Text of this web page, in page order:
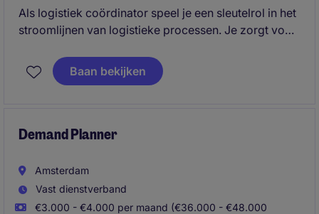
Als logistiek coördinator speel je een sleutelrol in het
stroomlijnen van logistieke processen. Je zorgt voor
een soepel lopende supply chain.
Baan bekijken
Demand Planner
Amsterdam
Vast dienstverband
€3.000 - €4.000 per maand (€36.000 - €48.000